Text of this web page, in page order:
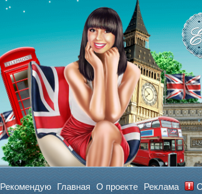
Рекомендую Главная О проекте Реклама